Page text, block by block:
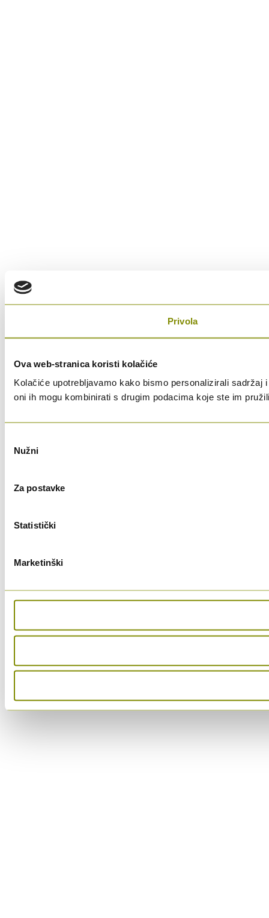
Privola
Ova web-stranica koristi kolačiće
Kolačiće upotrebljavamo kako bismo personalizirali
oni ih mogu kombinirati s drugim podacima koje ste im
pristanka
Nužni
Za postavke
Statistički
Marketinški